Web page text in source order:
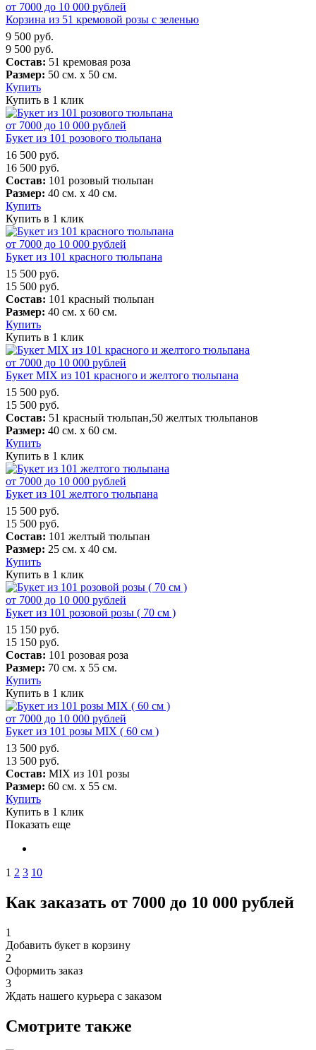
от 7000 до 10 000 рублей
Корзина из 51 кремовой розы с зеленью
9 500 руб.
9 500 руб.
Состав: 51 кремовая роза
Размер: 50 см. х 50 см.
Купить
Купить в 1 клик
от 7000 до 10 000 рублей
Букет из 101 розового тюльпана
16 500 руб.
16 500 руб.
Состав: 101 розовый тюльпан
Размер: 40 см. х 40 см.
Купить
Купить в 1 клик
от 7000 до 10 000 рублей
Букет из 101 красного тюльпана
15 500 руб.
15 500 руб.
Состав: 101 красный тюльпан
Размер: 40 см. х 60 см.
Купить
Купить в 1 клик
от 7000 до 10 000 рублей
Букет MIX из 101 красного и желтого тюльпана
15 500 руб.
15 500 руб.
Состав: 51 красный тюльпан,50 желтых тюльпанов
Размер: 40 см. х 60 см.
Купить
Купить в 1 клик
от 7000 до 10 000 рублей
Букет из 101 желтого тюльпана
15 500 руб.
15 500 руб.
Состав: 101 желтый тюльпан
Размер: 25 см. х 40 см.
Купить
Купить в 1 клик
от 7000 до 10 000 рублей
Букет из 101 розовой розы ( 70 см )
15 150 руб.
15 150 руб.
Состав: 101 розовая роза
Размер: 70 см. х 55 см.
Купить
Купить в 1 клик
от 7000 до 10 000 рублей
Букет из 101 розы MIX ( 60 см )
13 500 руб.
13 500 руб.
Состав: MIX из 101 розы
Размер: 60 см. х 55 см.
Купить
Купить в 1 клик
Показать еще
1 2 3 10
Как заказать от 7000 до 10 000 рублей
1
Добавить букет в корзину
2
Оформить заказ
3
Ждать нашего курьера с заказом
Смотрите также